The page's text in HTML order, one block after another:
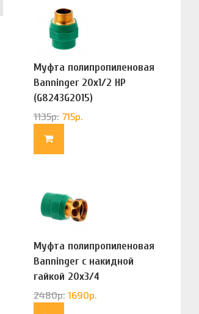
Муфта полипропиленовая
Banninger 20х1/2 НР
(G8243G2015)
1135р. 715р.
Муфта полипропиленовая
Banninger с накидной
гайкой 20х3/4
(G83322020)
2480р. 1690р.